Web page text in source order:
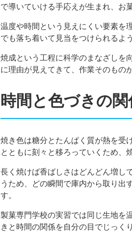
で導いていける手応えが生まれ、お
温度や時間という見えにくい要素を
でも落ち着いて見当をつけられるよ
焼成という工程に科学のまなざしを
に理由が見えてきて、作業そのもの
時間と色づきの
焼き色は糖分とたんぱく質が熱を受
とともに刻々と移ろっていくため、
長く焼けば香ばしさはどんどん増し
うため、どの瞬間で庫内から取り出
す。
製菓専門学校の実習では同じ生地を
きと時間の関係を自分の目でじっく